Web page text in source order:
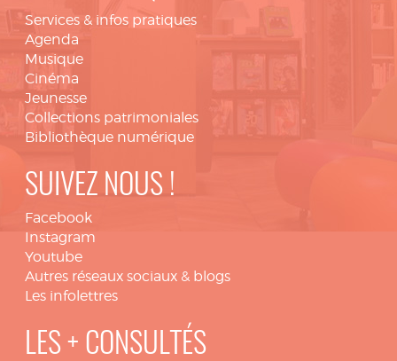
Services & infos pratiques
Agenda
Musique
Cinéma
Jeunesse
Collections patrimoniales
Bibliothèque numérique
SUIVEZ NOUS !
Facebook
Instagram
Youtube
Autres réseaux sociaux & blogs
Les infolettres
LES + CONSULTÉS